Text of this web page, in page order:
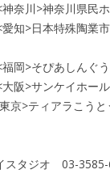
奈川>神奈川県民
知>日本特殊陶業
岡>そぴあしんぐ
阪>サンケイホー
>ティアラこうと
スタジオ 03-